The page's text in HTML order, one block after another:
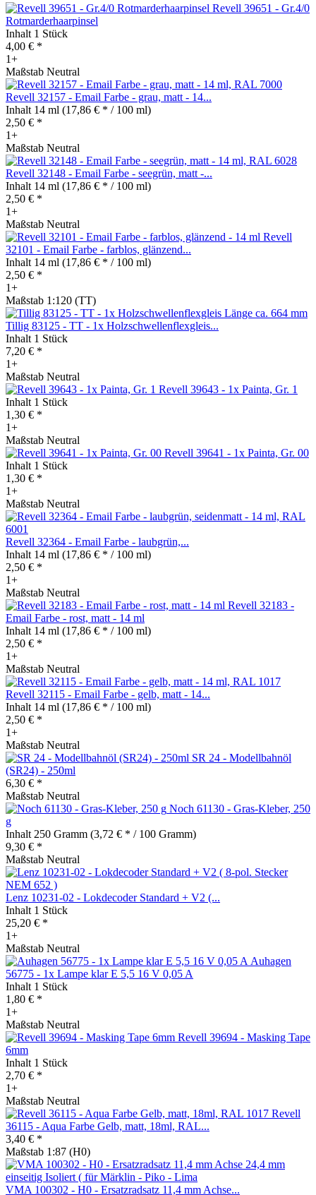
Revell 39651 - Gr.4/0
Rotmarderhaarpinsel
Inhalt 1 Stück
4,00 € *
1+
Maßstab Neutral
Revell 32157 - Email Farbe - grau, matt - 14...
Inhalt 14 ml (17,86 € * / 100 ml)
2,50 € *
1+
Maßstab Neutral
Revell 32148 - Email Farbe - seegrün, matt -...
Inhalt 14 ml (17,86 € * / 100 ml)
2,50 € *
1+
Maßstab Neutral
Revell
32101 - Email Farbe - farblos, glänzend...
Inhalt 14 ml (17,86 € * / 100 ml)
2,50 € *
1+
Maßstab 1:120 (TT)
Tillig 83125 - TT - 1x Holzschwellenflexgleis...
Inhalt 1 Stück
7,20 € *
1+
Maßstab Neutral
Revell 39643 - 1x Painta, Gr. 1
Inhalt 1 Stück
1,30 € *
1+
Maßstab Neutral
Revell 39641 - 1x Painta, Gr. 00
Inhalt 1 Stück
1,30 € *
1+
Maßstab Neutral
Revell 32364 - Email Farbe - laubgrün,...
Inhalt 14 ml (17,86 € * / 100 ml)
2,50 € *
1+
Maßstab Neutral
Revell 32183 -
Email Farbe - rost, matt - 14 ml
Inhalt 14 ml (17,86 € * / 100 ml)
2,50 € *
1+
Maßstab Neutral
Revell 32115 - Email Farbe - gelb, matt - 14...
Inhalt 14 ml (17,86 € * / 100 ml)
2,50 € *
1+
Maßstab Neutral
SR 24 - Modellbahnöl
(SR24) - 250ml
6,30 € *
Maßstab Neutral
Noch 61130 - Gras-Kleber, 250
g
Inhalt 250 Gramm (3,72 € * / 100 Gramm)
9,30 € *
Maßstab Neutral
Lenz 10231-02 - Lokdecoder Standard + V2 (...
Inhalt 1 Stück
25,20 € *
1+
Maßstab Neutral
Auhagen
56775 - 1x Lampe klar E 5,5 16 V 0,05 A
Inhalt 1 Stück
1,80 € *
1+
Maßstab Neutral
Revell 39694 - Masking Tape
6mm
Inhalt 1 Stück
2,70 € *
1+
Maßstab Neutral
Revell
36115 - Aqua Farbe Gelb, matt, 18ml, RAL...
3,40 € *
Maßstab 1:87 (H0)
VMA 100302 - H0 - Ersatzradsatz 11,4 mm Achse...